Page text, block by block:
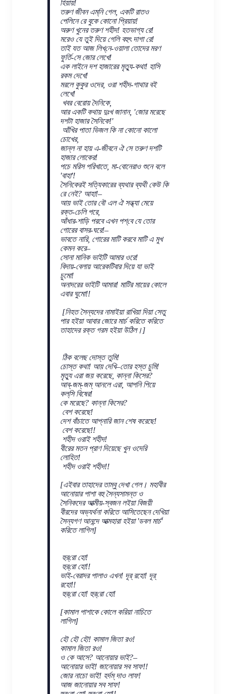
হিয়ায়!
তরুণ জীবন এম্‌নি গেল, একটি রাতও
পেলিনে রে বুকে কোনো প্রিয়ায়!
অরুণ খুনের তরুণ শহীদ! হতভাগ্য রে!
মরেও যে তুই দিয়ে গেলি বহুৎ দাগা রে!
তাই যত আজ লিখ্‌নে-ওয়ালা তোদের মরণ
ফুর্তি-সে জোর লেখে!
এক লাইনে দশ হাজারের মৃত্যু-কথা! হাসি
রকম দেখে‍!
মরলে কুকুর ওদের, ওরা শহীদ-গাথার বই
লেখে!
খবর বেরোয় দৈনিকে,
আর একটি কথায় দুঃখ জানান, 'জোর মরেছে
দশটা হাজার সৈনিকে!'
আঁখির পাতা ভিজল কি না কোনো কালো
চোখের,
জান্‌ল না হায় এ-জীবনে ঐ সে তরুণ দশটি
হাজার লোকের!
পচে মরিস পরিখাতে, মা-বোনেরাও শুনে বলে
'বাহা'!
সৈনিকেরই সত্যিকারের ব্যথার ব্যথী কেউ কি
রে নেই? আহা!–
আয় ভাই তোর বৌ এল ঐ সন্ধ্যা মেয়ে
রক্ত-চেলি পরে,
আঁধার-শাড়ি পরবে এখন পশ্‌বে যে তোর
গোরের বাসর-ঘরে!–
ভাবতে নারি, গোরের মাটি করবে মাটি এ মুখ
কেমন করে–
সোনা মানিক ভাইটি আমার ওরে!
বিদায়-বেলায় আরেকটিবার দিয়ে যা ভাই
চুমো!
অনাদরের ভাইটি আমার! মাটির মায়ের কোলে
এবার ঘুমো!!
[নিহত সৈন্যদের নামাইয়া রাখিয়া দিয়া সেতু
পার হইয়া আবার জোরে মার্চ করিতে করিতে
তাহাদের রক্ত গরম হইয়া উঠিল।]
ঠিক বলেছ দোস্ত তুমি!
চোস্ত কথা! আয় দেখি–তোর হস্ত চুমি!
মৃত্যু এরা জয় করেছে, কান্না কিসের?
আব্-জম্-জম্ আনলে এরা, আপনি পিয়ে
কল্‌সি বিষের!
কে মরেছে? কান্না কিসের?
বেশ করেছে!
দেশ বাঁচাতে আপ্‌নারি জান শেষ করেছে!
বেশ করেছে!!
শহীদ ওরাই শহীদ!
বীরের মতন প্রাণ দিয়েছে খুন ওদেরি
লোহিত!
শহীদ ওরাই শহীদ!!
[এইবার তাহাদের তাম্বু দেখা গেল। মহাবীর
আনোয়ার পাশা বহু সৈন্যসামন্ত ও
সৈনিকদের আত্মীয়-স্বজন লইয়া বিজয়ী
বীরদের অভ্যর্থনা করিতে আসিতেছেন দেখিয়া
সৈন্যগণ আনন্দে আত্মহারা হইয়া 'ডবল মার্চ'
করিতে লাগিল]
হুর্‌রো হো!
হু‌র্‌রো হো!!
ভাই-বেরাদর পালাও এখন! দূর্ রহো! দূর্
রহো!!
হুর্‌রো হো! হুর্‌রো হো!
[কামাল পাশাকে কোলে করিয়া নাচিতে
লাগিল]
হৌ হৌ হৌ! কামাল জিতা রও!
কামাল জিতা রও!
ও কে আসে? আনোয়ার ভাই?–
আনোয়ার ভাই! জানোয়ার সব সাফ!!
জোর নাচো ভাই! হর্দম্ দাও লাফ!
আজ জানোয়ার সব সাফ!